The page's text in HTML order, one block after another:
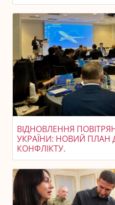
ВІДНОВЛЕННЯ
УКРАЇНИ: НОВИЙ ПЛАН
КОНФЛІКТУ.